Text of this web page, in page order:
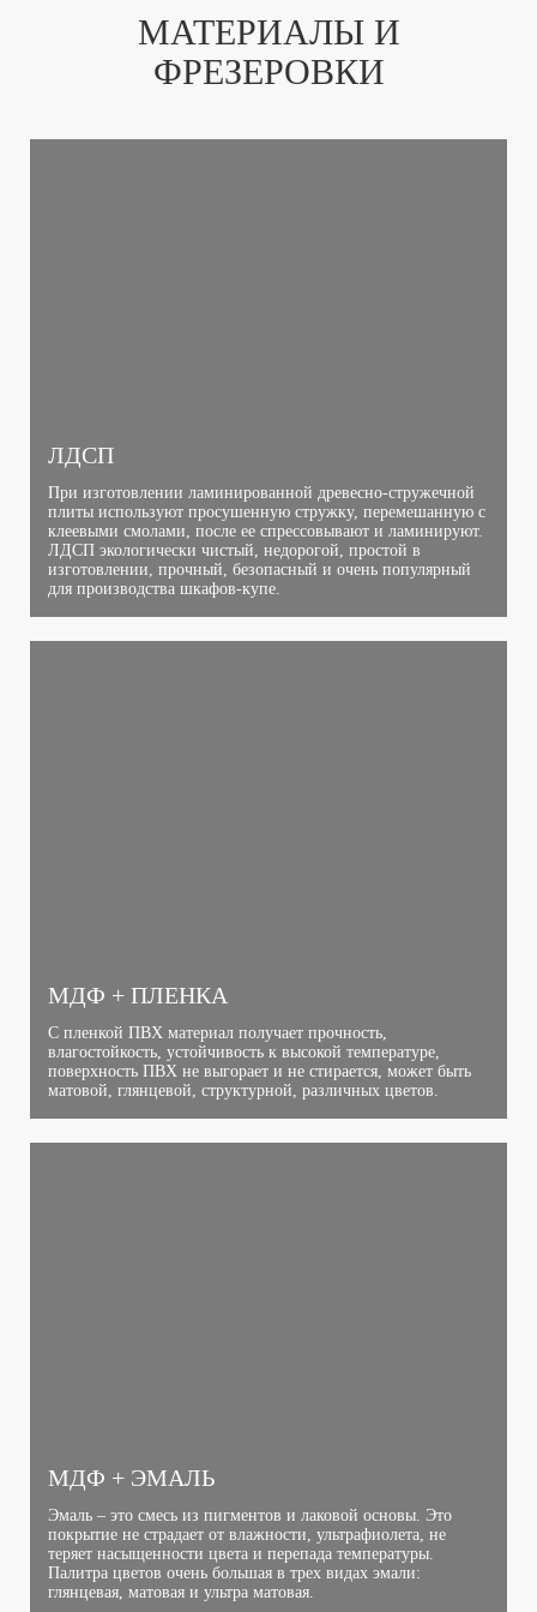
МАТЕРИАЛЫ И
ФРЕЗЕРОВКИ
ЛДСП
При изготовлении ламинированной древесно-стружечной
плиты используют просушенную стружку, перемешанную с
клеевыми смолами, после ее спрессовывают и ламинируют.
ЛДСП экологически чистый, недорогой, простой в
изготовлении, прочный, безопасный и очень популярный
для производства шкафов-купе.
МДФ + ПЛЕНКА
С пленкой ПВХ материал получает прочность,
влагостойкость, устойчивость к высокой температуре,
поверхность ПВХ не выгорает и не стирается, может быть
матовой, глянцевой, структурной, различных цветов.
МДФ + ЭМАЛЬ
Эмаль – это смесь из пигментов и лаковой основы. Это
покрытие не страдает от влажности, ультрафиолета, не
теряет насыщенности цвета и перепада температуры.
Палитра цветов очень большая в трех видах эмали:
глянцевая, матовая и ультра матовая.